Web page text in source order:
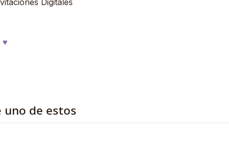
Digitales
♥
de estos